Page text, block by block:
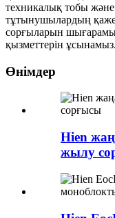
техникалық тобы
тұтынушылардың
сорғыларын
қызметтерін ұсынамыз.
Өнімдер
Hien
жылу